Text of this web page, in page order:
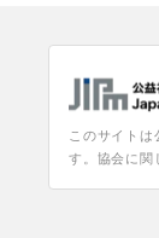
このサイトは
す。協会に関